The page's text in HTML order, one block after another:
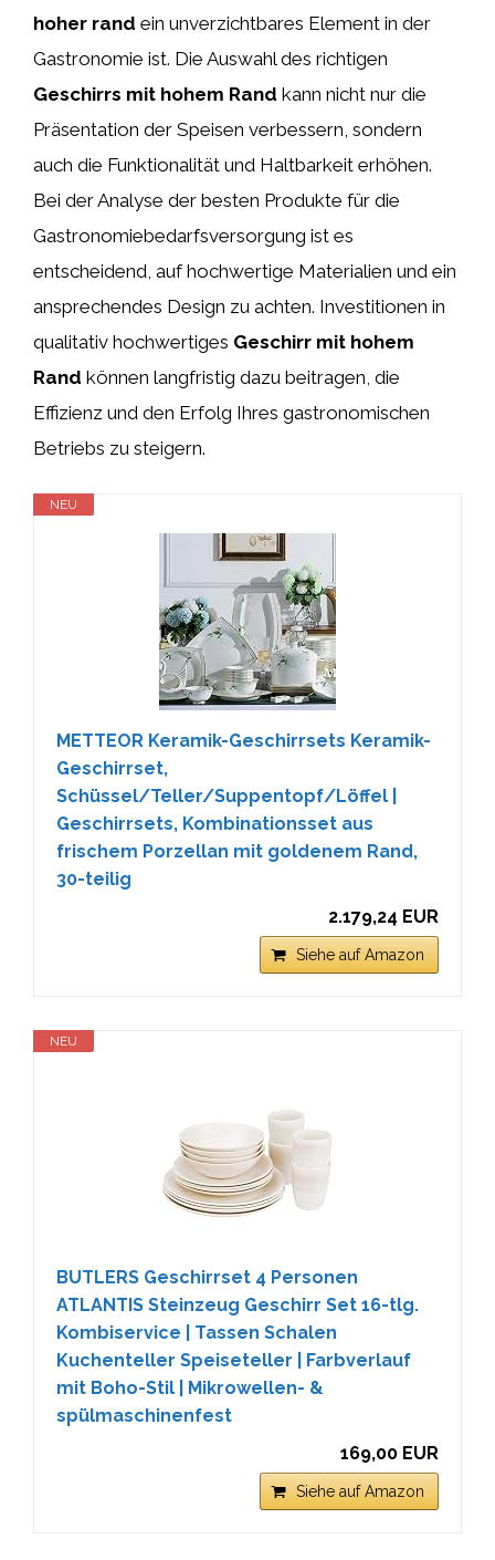
hoher rand ein unverzichtbares Element in der
Gastronomie ist. Die Auswahl des richtigen
Geschirrs mit hohem Rand kann nicht nur die
Präsentation der Speisen verbessern, sondern
auch die Funktionalität und Haltbarkeit erhöhen.
Bei der Analyse der besten Produkte für die
Gastronomiebedarfsversorgung ist es
entscheidend, auf hochwertige Materialien und ein
ansprechendes Design zu achten. Investitionen in
qualitativ hochwertiges Geschirr mit hohem
Rand können langfristig dazu beitragen, die
Effizienz und den Erfolg Ihres gastronomischen
Betriebs zu steigern.
NEU
METTEOR Keramik-Geschirrsets Keramik-
Geschirrset,
Schüssel/Teller/Suppentopf/Löffel |
Geschirrsets, Kombinationsset aus
frischem Porzellan mit goldenem Rand,
30-teilig
2.179,24 EUR
Siehe auf Amazon
NEU
BUTLERS Geschirrset 4 Personen
ATLANTIS Steinzeug Geschirr Set 16-tlg.
Kombiservice | Tassen Schalen
Kuchenteller Speiseteller | Farbverlauf
mit Boho-Stil | Mikrowellen- &
spülmaschinenfest
169,00 EUR
Siehe auf Amazon